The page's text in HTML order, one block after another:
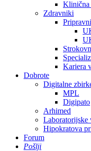
Klinična
Zdravniki
Kariera
Dobrote
Digitalne
MPL
Digipato
Arhimed
Laboratorijske
Hipokratova
Forum
Pošlji